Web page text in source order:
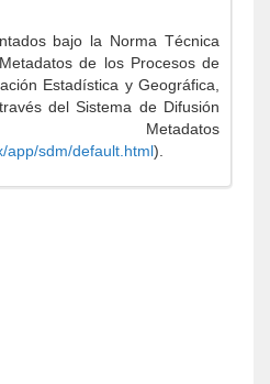
bajo la Norma Técnica
de los Procesos de
Estadística y Geográfica,
del Sistema de Difusión
app/sdm/default.html).